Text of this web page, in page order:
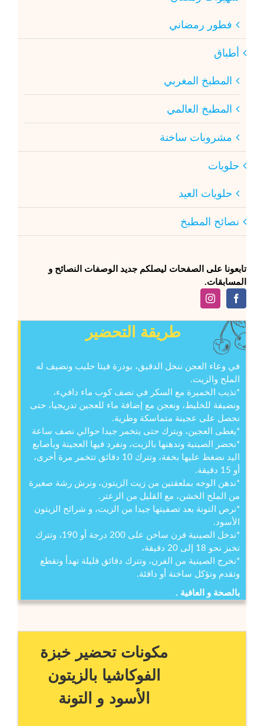
فطور رمضاني
أطباق
المطبخ المغربي
المطبخ العالمي
مشروبات ساخنة
حلويات
حلويات العيد
نصائح المطبخ
تابعونا على الصفحات ليصلكم جديد الوصفات النصائح و
المسابقات.
طريقة التحضير
في وعاء العجن ننخل الدقيق، بودرة فيتا حليب ونضيف له
الملح والزيت.
*نذيب الخميرة مع السكر في نصف كوب ماء دافيء،
ونضيفة للخليط، ونعجن مع إضافة ماء للعجين تدريجيا، حتى
نحصل على عجينة متماسكة وطرية.
*يغطى العجين، ويترك حتى يتخمر جيدا حوالي نصف ساعة
*نحضر الصينية وندهنها بالزيت، ونفرد فيها العجينة وبأصابع
اليد نضغط عليها بخفة، وتترك 10 دقائق تتخمر مرة أخرى،
أو 15 دقيقة.
*ندهن الوجه بملعقتين من زيت الزيتون، ونرش رشة صغيرة
من الملح الخشن، مع القليل من الزعتر.
*نرص التونة بعد تصفيتها جيدا من الزيت، و شرائح الزيتون
الأسود.
*ندخل الصينية فرن ساخن على 200 درجة أو 190، وتترك
تخبز نحو 18 إلى 20 دقيقة،
*نخرج الصينية من الفرن، وتترك دقائق قليلة تهدأ وتقطع
وتقدم وتؤكل ساخنة أو دافئة.
بالصحة و العافية .
مكونات تحضير خبزة
الفوكاشيا بالزيتون
الأسود و التونة